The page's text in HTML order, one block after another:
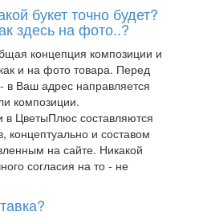
букет точно будет?
здесь на фото..?
концепция композиции и
и на фото товара. Перед
в Ваш адрес направляется
композиции.
в ЦветыПлюс составляются
концептуально и составом
на сайте. Никакой
согласия на то - не